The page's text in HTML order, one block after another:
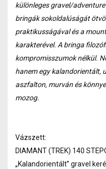
különleges gravel/
bringák sokoldalúságát
praktikusságával és a
karakterével. A bringa
kompromisszumok nélkül.
hanem egy kalandorientált,
aszfalton, murván és
mozog.
Vázszett:
DIAMANT (TREK) 140
„Kalandorientált” gravel